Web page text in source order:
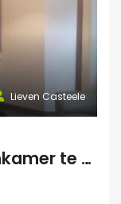
Lieven Casteele
Splinternieuwe studentenkamer te huur in authentiek herenhuis